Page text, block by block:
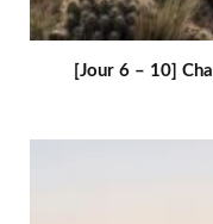
[Jour 6 – 10]